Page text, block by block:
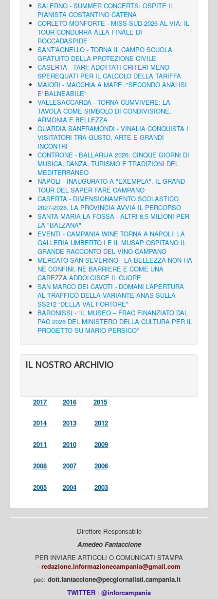
SALERNO - SUMMER CONCERTS: OSPITE IL
PIANISTA COSTANTINO CATENA
CORLETO MONFORTE - MISS SUD 2026 AL VIA: IL
TOUR CONDURRÀ ALLA FINALE DI
ROCCADASPIDE
SANT’AGNELLO - TORNA IL CAMPO SCUOLA
GRATUITO DELLA PROTEZIONE CIVILE
CASERTA - TARI: ADOTTATI CRITERI MENO
SPEREQUATI PER IL CALCOLO DELLA TARIFFA
MAIORI - MACCHIA A MARE: "SECONDO ANALISI
E' BALNEABILE"
VALLESACCARDA - TORNA CUMVIVERE: LA
TAVOLA COME SIMBOLO DI CONDIVISIONE,
ARMONIA E BELLEZZA
GUARDIA SANFRAMONDI - VINALIA CONQUISTA I
VISITATORI TRA GUSTO, ARTE E GRANDI
INCONTRI
CONTRONE - BALLARIJA 2026: CINQUE GIORNI DI
MUSICA, DANZA, TURISMO E TRADIZIONI DEL
MEDITERRANEO
NAPOLI - INAUGURATO A "EXEMPLA", IL GRAND
TOUR DEL SAPER FARE CAMPANO
CASERTA - DIMENSIONAMENTO SCOLASTICO
2027-2028, LA PROVINCIA AVVIA IL PERCORSO
SANTA MARIA LA FOSSA - ALTRI 8,5 MILIONI PER
LA "BALZANA"
EVENTI - CAMPANIA WINE TORNA A NAPOLI: LA
GALLERIA UMBERTO I E IL MUSAP OSPITANO IL
GRANDE RACCONTO DEL VINO CAMPANO
MERCATO SAN SEVERINO - LA BELLEZZA NON HA
NÈ CONFINI, NÈ BARRIERE E COME UNA
CAREZZA ADDOLCISCE IL CUORE
SAN MARCO DEI CAVOTI - DOMANI L’APERTURA
AL TRAFFICO DELLA VARIANTE ANAS SULLA
SS212 “DELLA VAL FORTORE”
BARONISSI - “IL MUSEO – FRAC FINANZIATO DAL
PAC 2026 DEL MINISTERO DELLA CULTURA PER IL
PROGETTO SU MARIO PERSICO”
IL NOSTRO ARCHIVIO
2017 2016 2015
2014 2013 2012
2011 2010 2009
2008 2007 2006
2005 2004 2003
Direttore Responsabile
Amedeo Fantaccione
PER INVIARE ARTICOLI O COMUNICATI STAMPA
- redazione.informazionecampania@gmail.com
pec: dott.fantaccione@pecgiornalisti.campania.it
TWITTER : @inforcampania